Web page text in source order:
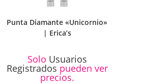
Punta Diamante «Unicornio»
| Erica’s
Solo Usuarios
Registrados pueden ver
precios.